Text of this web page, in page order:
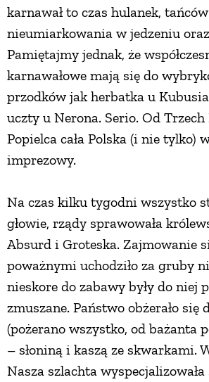
karnawał to czas hulanek,
nieumiarkowania w jedzeniu
Pamiętajmy jednak, że
karnawałowe mają się do
przodków jak herbatka u
uczty u Nerona. Serio. Od
Popielca cała Polska (i nie tylko)
imprezowy.
Na czas kilku tygodni wszystko
głowie, rządy sprawowała
Absurd i Groteska. Zajmowanie
poważnymi uchodziło za gruby
nieskore do zabawy były do niej
zmuszane. Państwo obżerało się
(pożerano wszystko, od bażanta
– słoniną i kaszą ze skwarkami.
Nasza szlachta